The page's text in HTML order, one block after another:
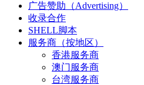
广告赞助（Advertising）
收录合作
SHELL脚本
服务商（按地区）
香港服务商
澳门服务商
台湾服务商